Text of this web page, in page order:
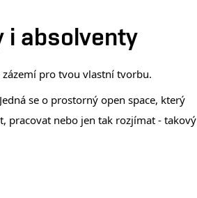
i absolventy
pro tvou vlastní tvorbu.
se o prostorný open space, který
pracovat nebo jen tak rozjímat - takový